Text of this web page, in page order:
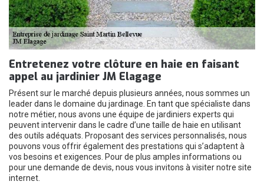
Entretenez votre clôture en haie en faisant
appel au jardinier JM Elagage
Présent sur le marché depuis plusieurs années, nous sommes un
leader dans le domaine du jardinage. En tant que spécialiste dans
notre métier, nous avons une équipe de jardiniers experts qui
peuvent intervenir dans le cadre d’une taille de haie en utilisant
des outils adéquats. Proposant des services personnalisés, nous
pouvons vous offrir également des prestations qui s’adaptent à
vos besoins et exigences. Pour de plus amples informations ou
pour une demande de devis, nous vous invitons à visiter notre site
internet.